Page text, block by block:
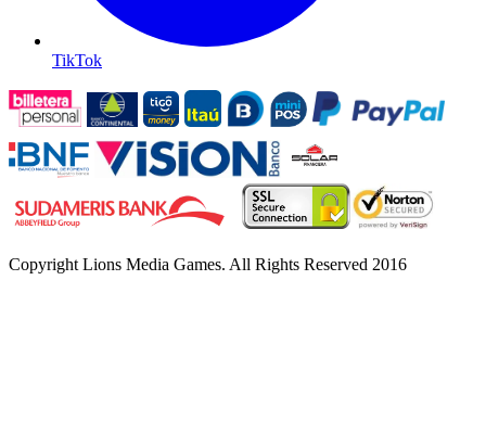
TikTok
Copyright Lions Media Games. All Rights Reserved 2016